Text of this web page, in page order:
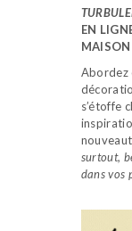
EN
Abordez
s’étoffe
surtout,
dans vos